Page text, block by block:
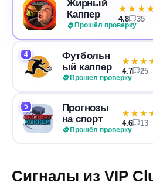
Жирный
Каппер
Прошёл проверку
4.8 35
4
Футбольн
ый каппер
Прошёл проверку
4.7 25
5
Прогнозы
на спорт
Прошёл проверку
4.6 13
Сигналы из VIP